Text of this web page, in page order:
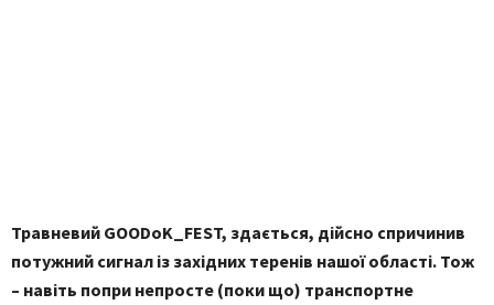
Травневий GOODoK FEST, здається, дійсно спричинив
потужний сигнал із західних теренів нашої області. Тож
– навіть попри непросте (поки що) транспортне